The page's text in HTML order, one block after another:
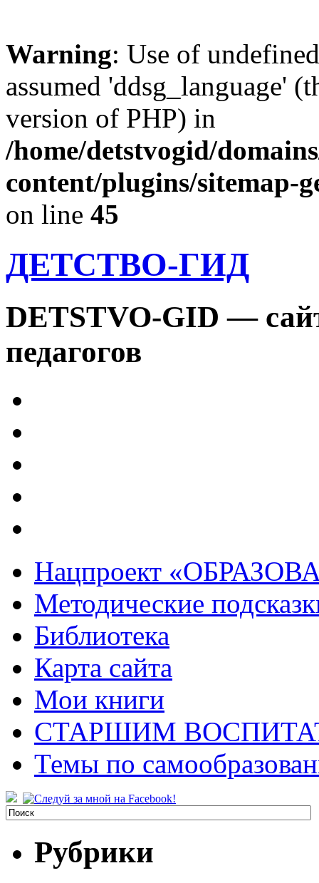
Warning: Use of
assumed 'ddsg_language'
version of PHP) in
/home/detstvogid/
content/plugins/sitemap-
on line 45
ДЕТСТВО-ГИД
DETSTVO-GID —
педагогов
Нацпроект
Методические
Библиотека
Карта сайта
Мои книги
СТАРШИМ
Темы по
Рубрики